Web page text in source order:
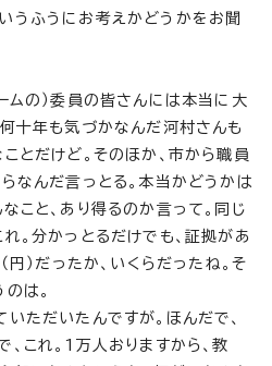
うふうにお考えかどうかをお聞
ムの）委員の皆さんには本当に大
十年も気づかなんだ河村さんも
とだけど。そのほか、市から職員
なんだ言っとる。本当かどうかは
こと、あり得るのか言って。同じ
。分かっとるだけでも、証拠があ
）だったか、いくらだったね。そ
は。
ただいたんですが。ほんだで、
これ。1万人おりますから、教